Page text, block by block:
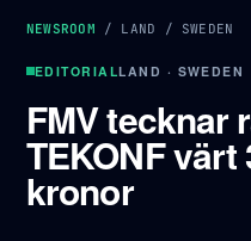
NEWSROOM / LAND / SWEDEN
EDITORIALLAND · SWEDEN
FMV tecknar
TEKONF
kronor